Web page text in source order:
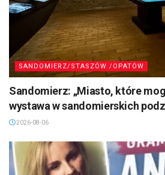
SANDOMIERZ/STASZÓW /OPATÓW
Sandomierz: „Miasto, które
wystawa w sandomierskich
2026-08-06